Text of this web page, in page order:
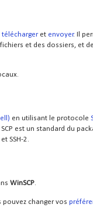
télécharger et envoyer. Il
et des dossiers, et de
en utilisant le protocole
SCP est un standard du
et SSH-2
WinSCP
pouvez changer vos